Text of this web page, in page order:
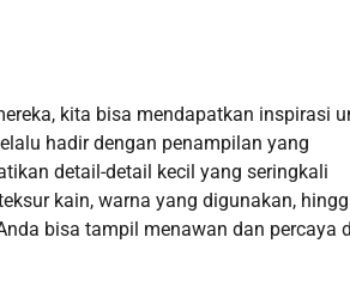
kita bisa mendapatkan inspirasi
hadir dengan penampilan yang
detail-detail kecil yang seringkali
kain, warna yang digunakan,
bisa tampil menawan dan percaya